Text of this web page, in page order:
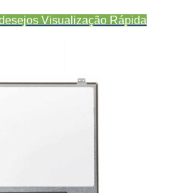
Visualização Rápida